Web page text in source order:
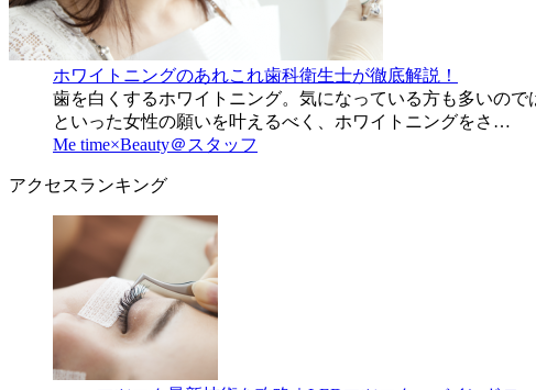
ホワイトニングのあれこれ歯科衛生士が徹底解説！
歯を白くするホワイトニング。気になっている方も多いの
といった女性の願いを叶えるべく、ホワイトニングをさ…
Me time×Beauty＠スタッフ
アクセスランキング